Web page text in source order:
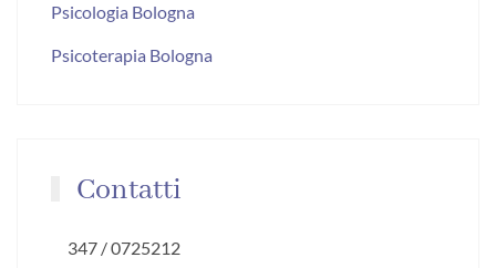
Psicologia Bologna
Psicoterapia Bologna
Contatti
347 / 0725212